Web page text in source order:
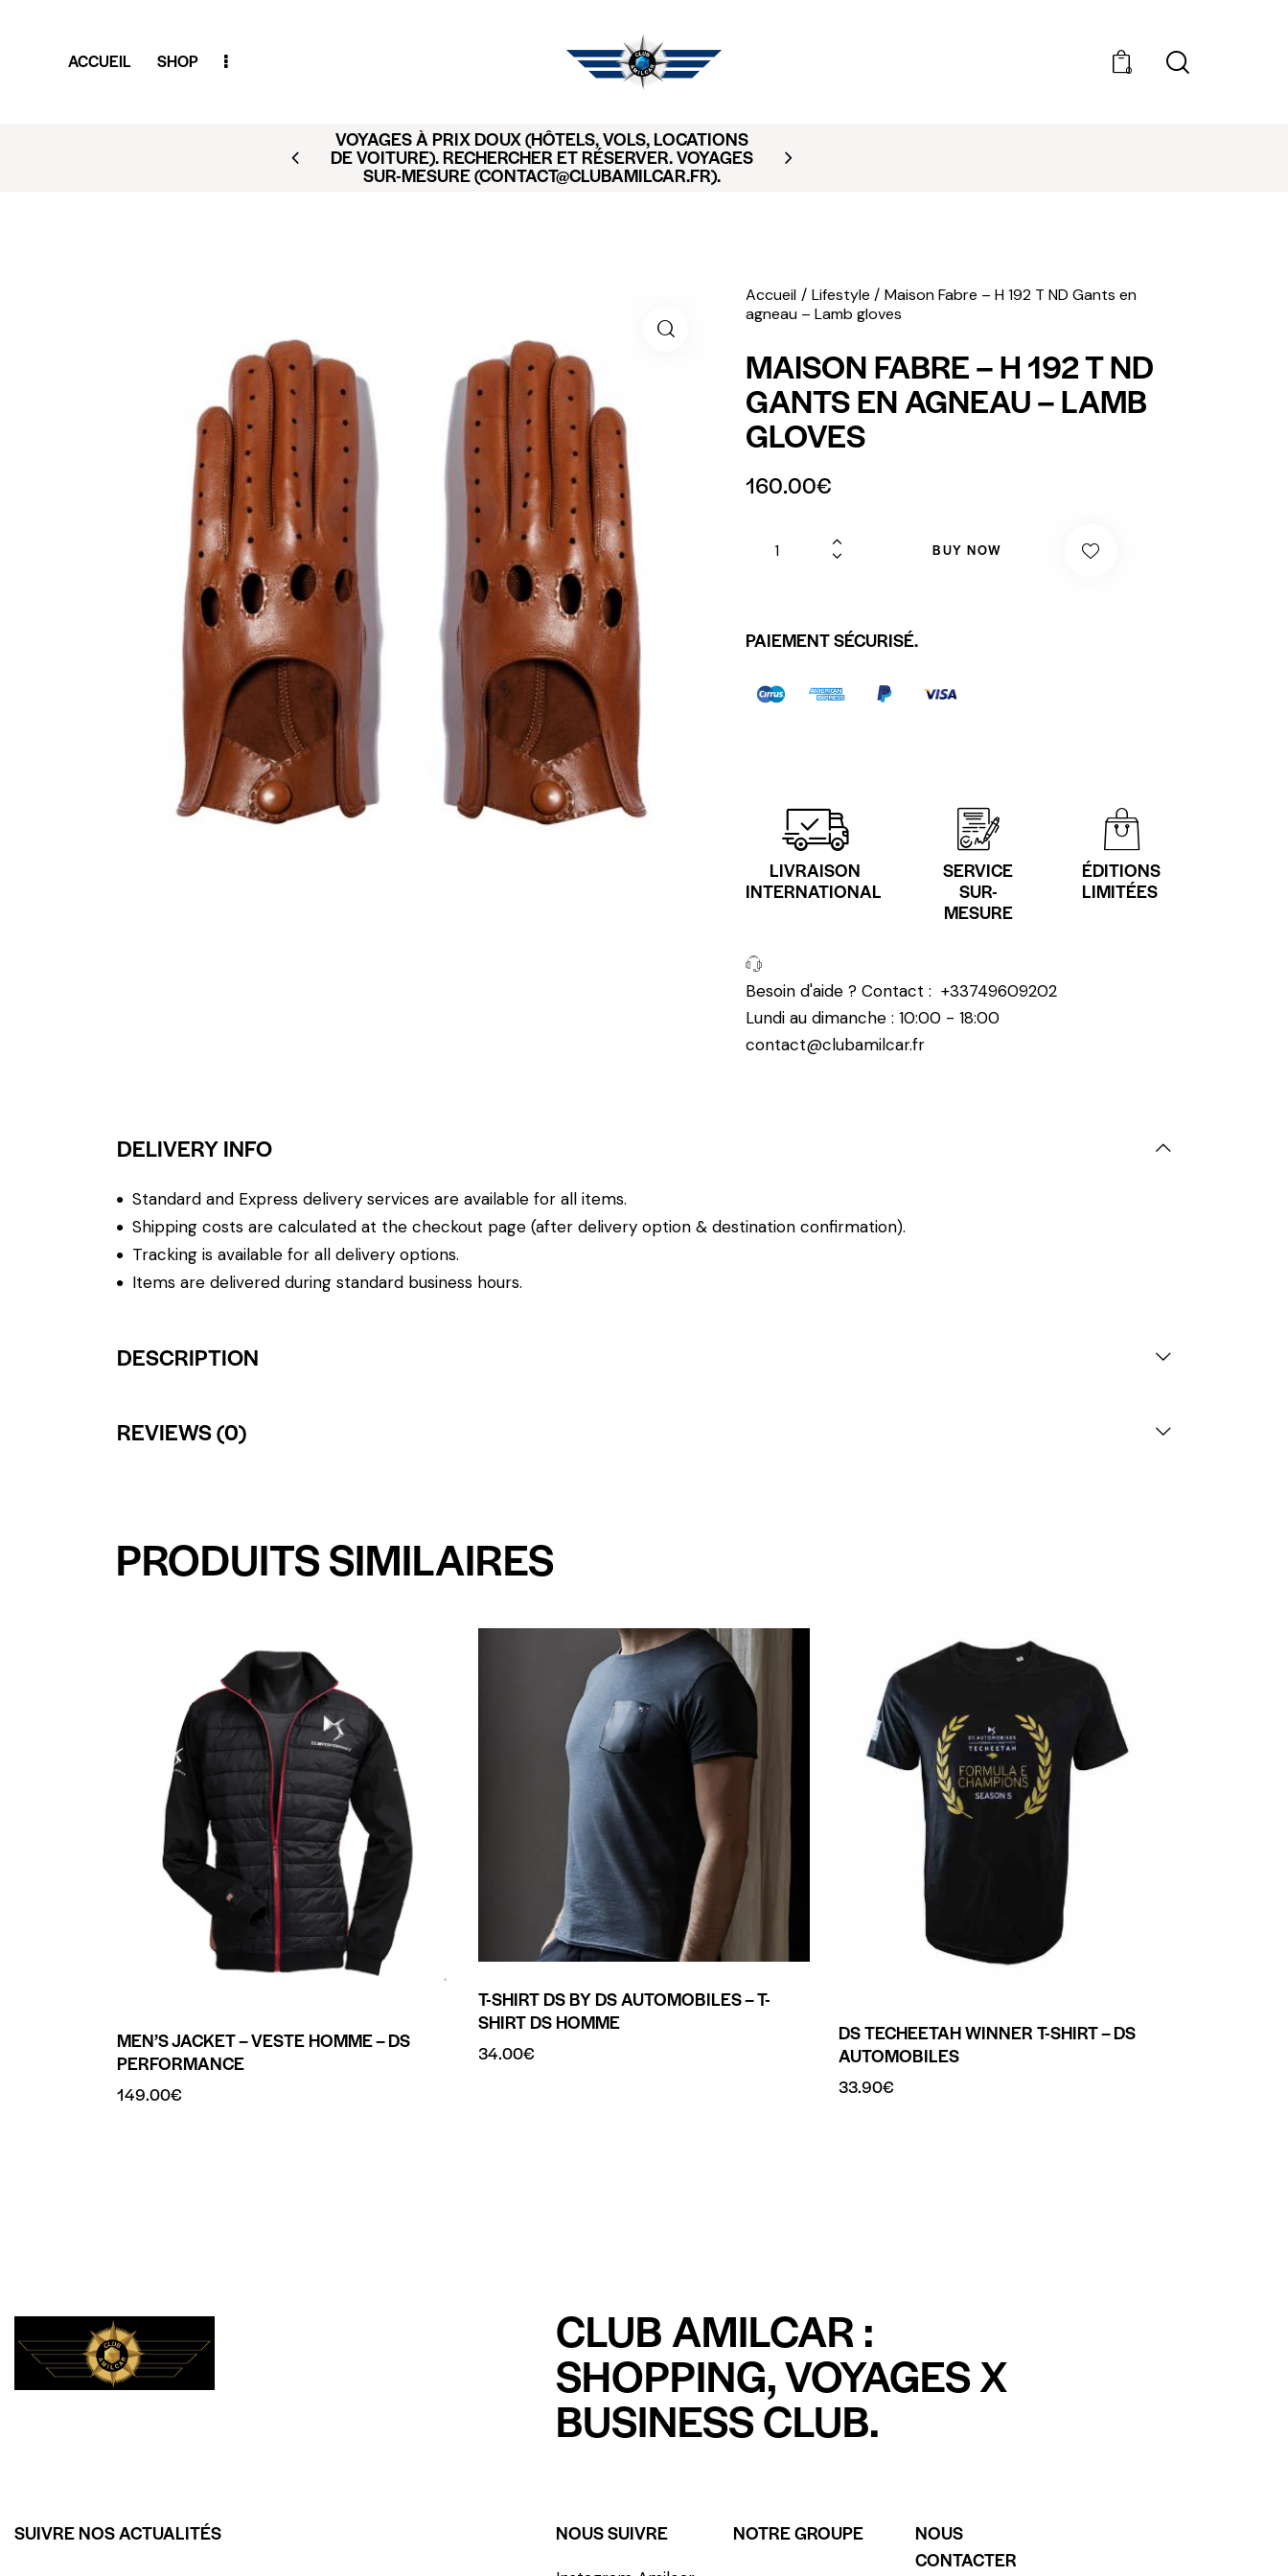
ACCUEIL SHOP 0
VOYAGES À PRIX DOUX (HÔTELS, VOLS, LOCATIONS
DE VOITURE). RECHERCHER ET RÉSERVER. VOYAGES
SUR-MESURE (CONTACT@CLUBAMILCAR.FR).
Accueil Lifestyle
Maison Fabre – H 192 T ND Gants en
agneau – Lamb gloves
MAISON FABRE – H 192 T ND
GANTS EN AGNEAU – LAMB
GLOVES
160.00€
BUY NOW
PAIEMENT SÉCURISÉ.
LIVRAISON
INTERNATIONAL
SERVICE
SUR-
MESURE
ÉDITIONS
LIMITÉES
Besoin d'aide ? Contact : +33749609202
Lundi au dimanche : 10:00 - 18:00
contact@clubamilcar.fr
DELIVERY INFO
Standard and Express delivery services are available for all items.
Shipping costs are calculated at the checkout page (after delivery option & destination confirmation).
Tracking is available for all delivery options.
Items are delivered during standard business hours.
DESCRIPTION
REVIEWS (0)
PRODUITS SIMILAIRES
MEN’S JACKET – VESTE HOMME – DS
PERFORMANCE
149.00€
T-SHIRT DS BY DS AUTOMOBILES – T-
SHIRT DS HOMME
34.00€
DS TECHEETAH WINNER T-SHIRT – DS
AUTOMOBILES
33.90€
CLUB AMILCAR :
SHOPPING, VOYAGES X
BUSINESS CLUB.
SUIVRE NOS ACTUALITÉS NOUS SUIVRE NOTRE GROUPE
NOUS
CONTACTER